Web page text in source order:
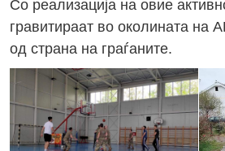
Со реализација на овие
гравитираат во околината на
од страна на граѓаните.